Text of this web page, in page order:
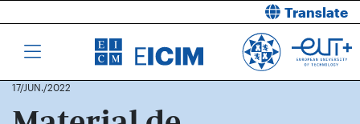
Translate
17/JUN./2022